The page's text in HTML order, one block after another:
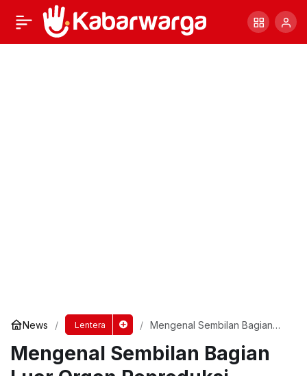
News Lentera
Mengenal Sembilan Bagian
Perempuan dan Fungsinya
Mengenal Sembilan Bagian